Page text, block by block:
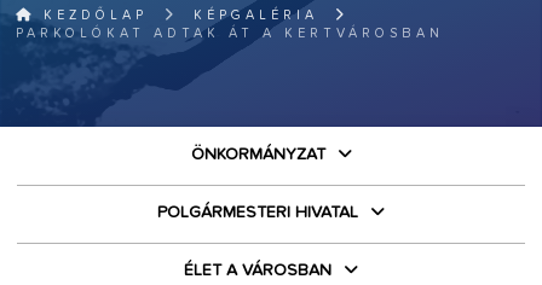
KEZDŐLAP
KÉPGALÉRIA
PARKOLÓKAT ADTAK ÁT A KERTVÁROSBAN
ÖNKORMÁNYZAT
POLGÁRMESTERI HIVATAL
ÉLET A VÁROSBAN